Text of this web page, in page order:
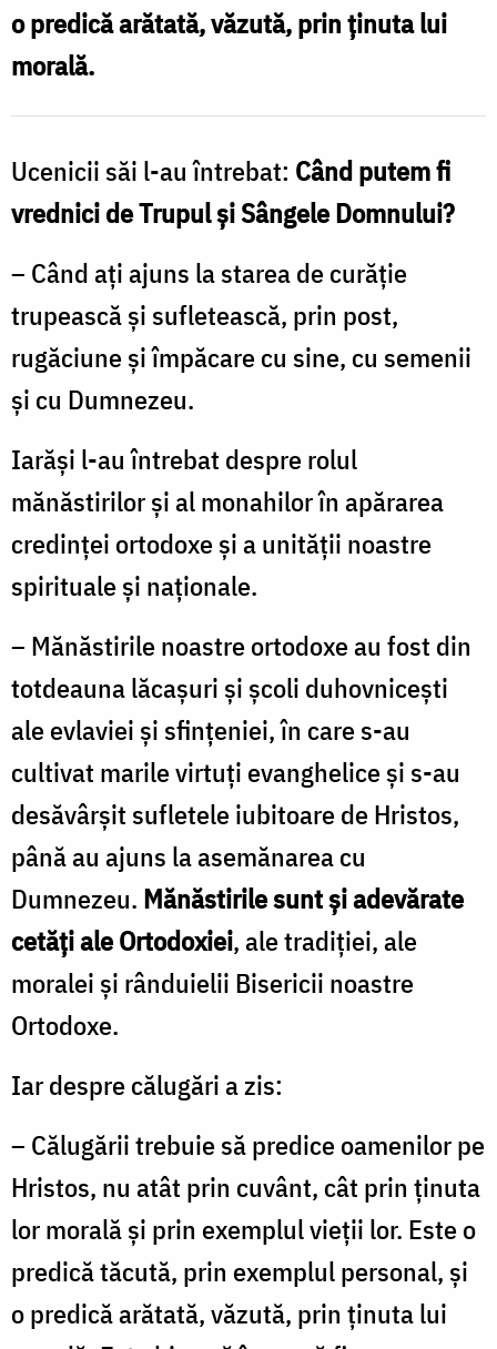
exemplul
vieții
lor”
/
Foto:
Nechifor
o predică arătată, văzută, prin ţinuta lui
morală.
Ucenicii săi l-au întrebat: Când putem fi
vrednici de Trupul şi Sângele Domnului?
– Când aţi ajuns la starea de curăţie
trupească şi sufletească, prin post,
rugăciune şi împăcare cu sine, cu semenii
şi cu Dumnezeu.
Iarăşi l-au întrebat despre rolul
mănăstirilor şi al monahilor în apărarea
credinţei ortodoxe şi a unităţii noastre
spirituale şi naţionale.
– Mănăstirile noastre ortodoxe au fost din
totdeauna lăcaşuri şi şcoli duhovniceşti
ale evlaviei şi sfinţeniei, în care s-au
cultivat marile virtuţi evanghelice şi s-au
desăvârşit sufletele iubitoare de Hristos,
până au ajuns la asemănarea cu
Dumnezeu. Mănăstirile sunt şi adevărate
cetăţi ale Ortodoxiei, ale tradiţiei, ale
moralei şi rânduielii Bisericii noastre
Ortodoxe.
Iar despre călugări a zis:
– Călugării trebuie să predice oamenilor pe
Hristos, nu atât prin cuvânt, cât prin ţinuta
lor morală şi prin exemplul vieţii lor. Este o
predică tăcută, prin exemplul personal, şi
o predică arătată, văzută, prin ţinuta lui